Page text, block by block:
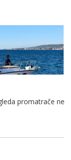
promatrače ne